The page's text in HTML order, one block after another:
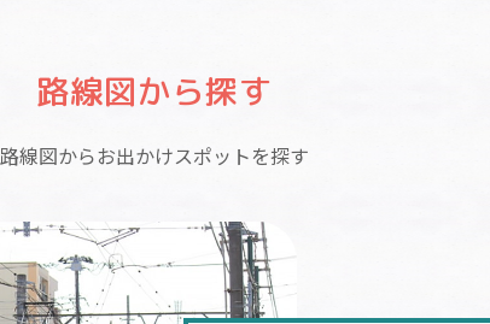
路線図から探す
路線図からお出かけスポットを探す